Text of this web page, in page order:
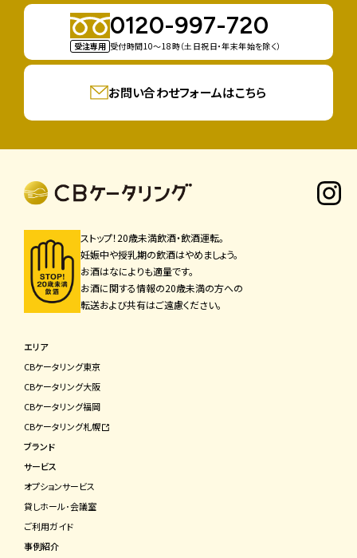
0120-997-720
受注専用 受付時間10〜18時（土日祝日・年末年始を除く）
お問い合わせフォームはこちら
ストップ！20歳未満飲酒・飲酒運転。
妊娠中や授乳期の飲酒はやめましょう。
お酒はなによりも適量です。
お酒に関する情報の20歳未満の方への
転送および共有はご遠慮ください。
エリア
CBケータリング東京
CBケータリング⼤阪
CBケータリング福岡
CBケータリング札幌
ブランド
サービス
オプションサービス
貸しホール･会議室
ご利⽤ガイド
事例紹介